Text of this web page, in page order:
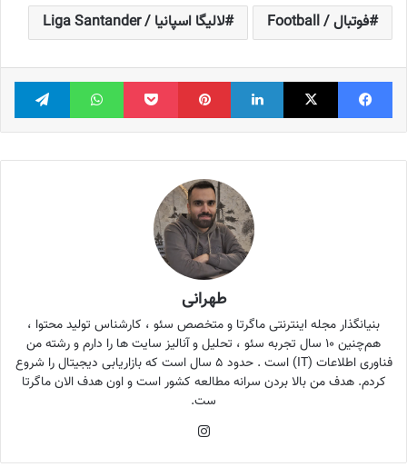
فوتبال / Football لالیگا اسپانیا / Liga Santander
فیس بوک X لینکدین ‫پین‌ترست پاکت واتس آپ
طهرانی
بنیانگذار مجله اینترنتی ماگرتا و متخصص سئو ، کارشناس تولید محتوا ،
هم‌چنین ۱۰ سال تجربه سئو ، تحلیل و آنالیز سایت ها را دارم و رشته من
فناوری اطلاعات (IT) است . حدود ۵ سال است که بازاریابی دیجیتال را شروع
کردم. هدف من بالا بردن سرانه مطالعه کشور است و اون هدف الان ماگرتا
ست.